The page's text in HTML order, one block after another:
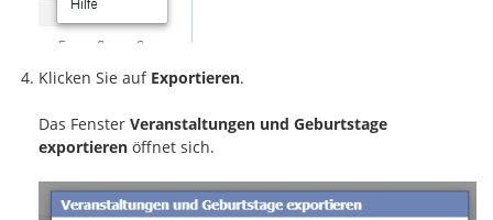
Klicken Sie auf Exportieren.
Das Fenster Veranstaltungen und Geburtstage
exportieren öffnet sich.